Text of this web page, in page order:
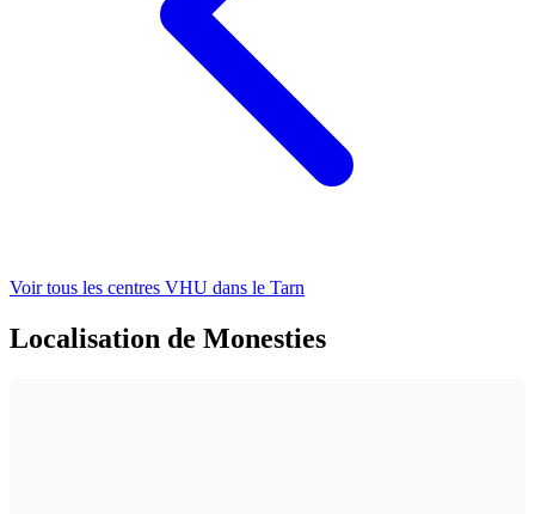
Voir tous les centres VHU dans le Tarn
Localisation de Monesties